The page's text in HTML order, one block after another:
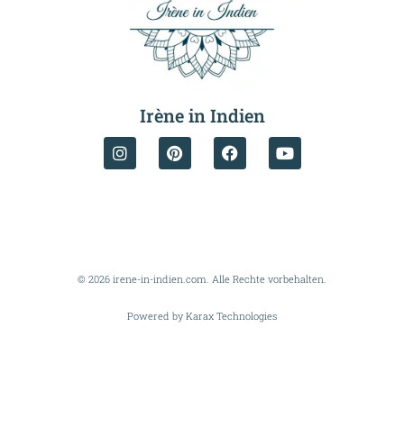
Irène in Indien
© 2026 irene-in-indien.com. Alle Rechte vorbehalten.
Powered by Karax Technologies